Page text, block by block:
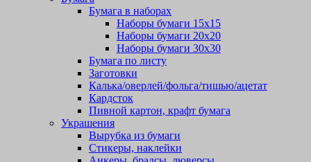
Бумага в наборах
Наборы бумаги 15х15
Наборы бумаги 20х20
Наборы бумаги 30х30
Бумага по листу
Заготовки
Калька/оверлей/фольга/тишью/ацетат
Кардсток
Пивной картон, крафт бумага
Украшения
Вырубка из бумаги
Стикеры, наклейки